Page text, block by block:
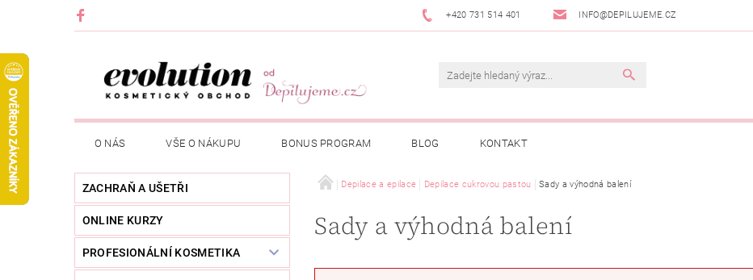
+420 731 514 401 INFO@DEPILUJEME.CZ
O NÁS VŠE O NÁKUPU BONUS PROGRAM BLOG KONTAKT
ZACHRAŇ A UŠETŘI
ONLINE KURZY
PROFESIONÁLNÍ KOSMETIKA
Depilace a epilace Depilace cukrovou pastou Sady a výhodná balení
Sady a výhodná balení